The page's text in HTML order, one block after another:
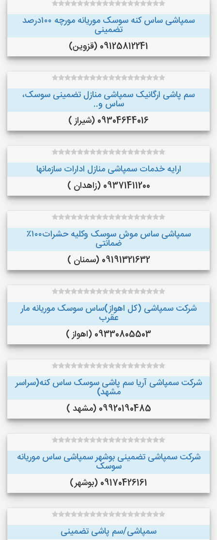
سمپاشی ساس کنه سوسک موریانه مورچه ۱۰۰درصد
تضمینی
09125812241 (قزوین)
سم پاشی ارگانیک سمپاشی منازل تضمینی سوسک،
ساس و..
09304644016 (شیراز )
ارایه خدمات سمپاشی منازل ادارات سازمانها
09371411200 (زاهدان )
سمپاشی ساس موش سوسک وکلیه حشرات۱۰۰٪
ضمانتی
09191321632 (سمنان )
شرکت سمپاشی (کل اهواز)ساس سوسک موریانه مار
عقرب
09330805503 (اهواز )
شرکت سمپاشی آریا سم پاشی سوسک ساس کنه(سراسر
مشهد)
09920190485 (مشهد )
شرکت سمپاشی تضمینی بوشهر سمپاشی ساس موریانه
سوسک
09170426161 (بوشهر)
سمپاشی/سم پاشی تضمینی